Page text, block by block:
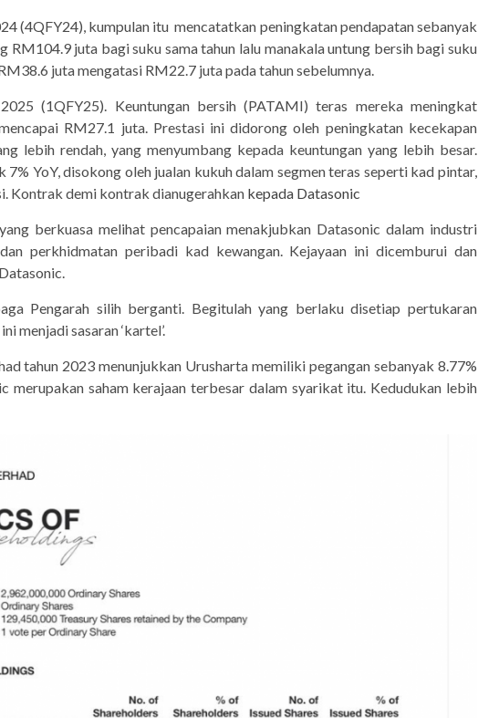
(4QFY24), kumpulan itu mencatatkan peningkatan pendapatan sebanyak
RM104.9 juta bagi suku sama tahun lalu manakala untung bersih bagi suku
juta mengatasi RM22.7 juta pada tahun sebelumnya.
(1QFY25). Keuntungan bersih (PATAMI) teras mereka meningkat
RM27.1 juta. Prestasi ini didorong oleh peningkatan kecekapan
lebih rendah, yang menyumbang kepada keuntungan yang lebih besar.
YoY, disokong oleh jualan kukuh dalam segmen teras seperti kad pintar,
Kontrak demi kontrak dianugerahkan kepada Datasonic
berkuasa melihat pencapaian menakjubkan Datasonic dalam industri
perkhidmatan peribadi kad kewangan. Kejayaan ini dicemburui dan
Pengarah silih berganti. Begitulah yang berlaku disetiap pertukaran
menjadi sasaran ‘kartel’.
tahun 2023 menunjukkan Urusharta memiliki pegangan sebanyak 8.77%
merupakan saham kerajaan terbesar dalam syarikat itu. Kedudukan lebih